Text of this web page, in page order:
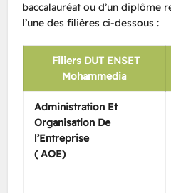
baccalauréat ou d’un diplôme
l’une des filières ci-dessous :
Filiers DUT ENSET
Mohammedia
Administration Et
Organisation De
l’Entreprise
( AOE)